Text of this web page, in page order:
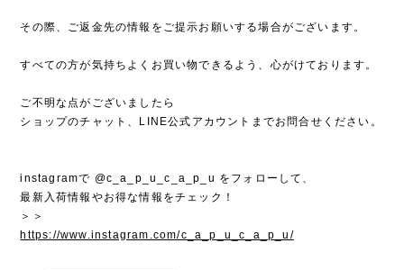
その際、ご返金先の情報をご提示お願いする場合がございます。
すべての方が気持ちよくお買い物できるよう、心がけております。
ご不明な点がございましたら
ショップのチャット、LINE公式アカウントまでお問合せください。
instagramで @c_a_p_u_c_a_p_u をフォローして、
最新入荷情報やお得な情報をチェック！
＞＞
https://www.instagram.com/c_a_p_u_c_a_p_u/